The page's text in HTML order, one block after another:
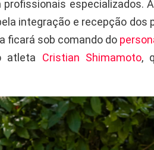
especializados.
integração e recepção
ficará sob comando do
atleta Cristian Shimamoto,